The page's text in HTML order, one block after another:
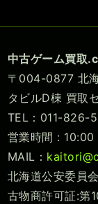
中古ゲーム買取
〒004-0877 北
タビルD棟 買取
TEL：011-826-
営業時間 : 10:00
MAIL：
北海道公安委員会
古物商許可証: